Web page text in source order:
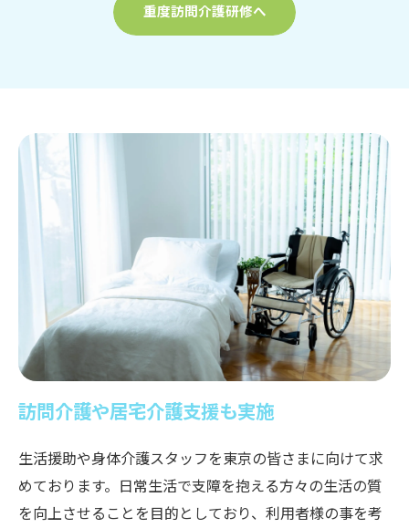
重度訪問介護研修へ
訪問介護や居宅介護支援も実施
生活援助や身体介護スタッフを東京の皆さまに向けて求
めております。日常生活で支障を抱える方々の生活の質
を向上させることを目的としており、利用者様の事を考